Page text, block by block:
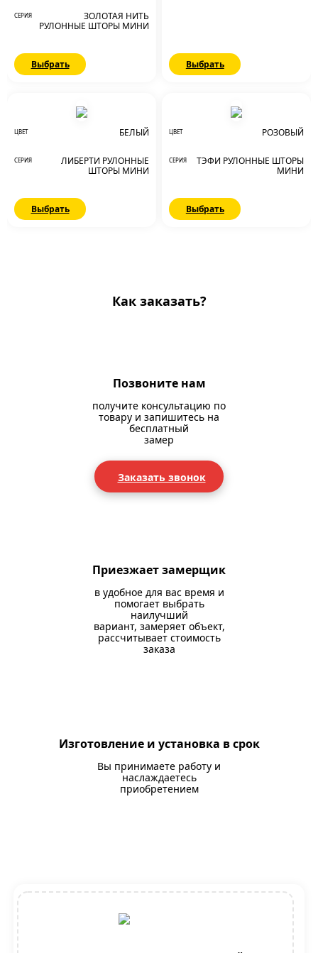
СЕРИЯ
ЗОЛОТАЯ НИТЬ
РУЛОННЫЕ ШТОРЫ МИНИ
Выбрать Выбрать
ЦВЕТ БЕЛЫЙ
СЕРИЯ
ЛИБЕРТИ РУЛОННЫЕ
ШТОРЫ МИНИ
Выбрать
ЦВЕТ РОЗОВЫЙ
СЕРИЯ
ТЭФИ РУЛОННЫЕ ШТОРЫ
МИНИ
Выбрать
Как заказать?
Позвоните нам
получите консультацию по
товару и запишитесь на
бесплатный
замер
Заказать звонок
Приезжает замерщик
в удобное для вас время и
помогает выбрать
наилучший
вариант, замеряет объект,
рассчитывает стоимость
заказа
Изготовление и установка в срок
Вы принимаете работу и
наслаждаетесь
приобретением